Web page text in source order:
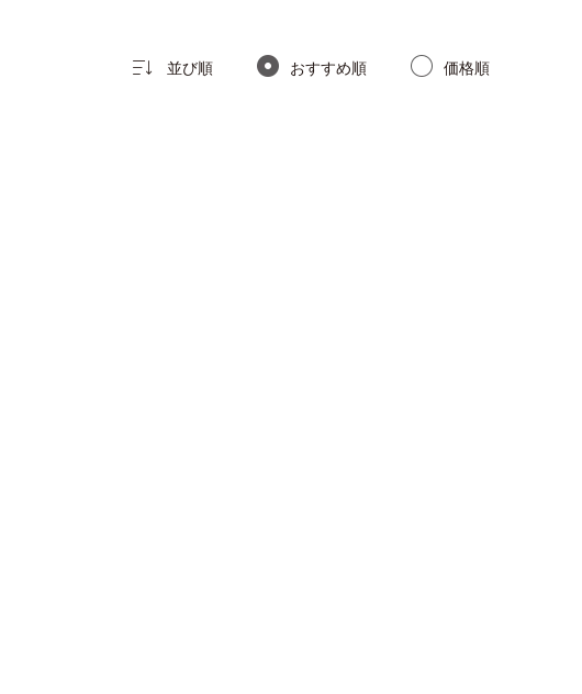
並び順 おすすめ順 価格順